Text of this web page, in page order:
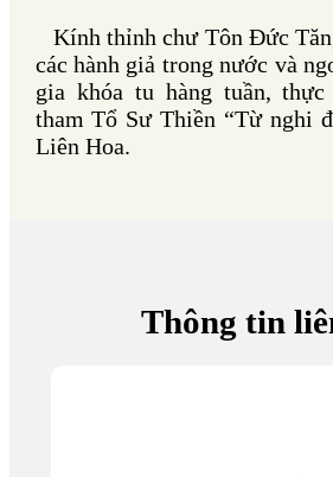
Kính thỉnh chư Tôn Đức
các hành giả trong nước và
gia khóa tu hàng tuần, thực
tham Tổ Sư Thiền “Từ nghi
Liên Hoa.
Thông tin